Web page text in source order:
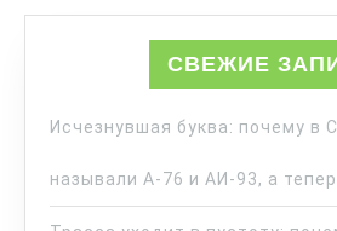
СВЕЖИЕ
Исчезнувшая буква: почему в
называли А-76 и АИ-93, а